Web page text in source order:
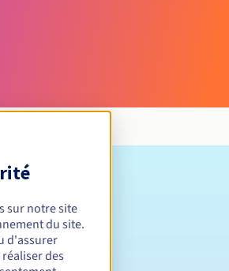
sur notre site
du site.
d'assurer
des